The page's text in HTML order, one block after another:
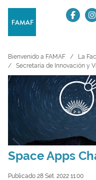
Bienvenido a FAMAF La
Secretaría de Innovación y
Space Apps
Publicado 28 Set. 2022 11:00